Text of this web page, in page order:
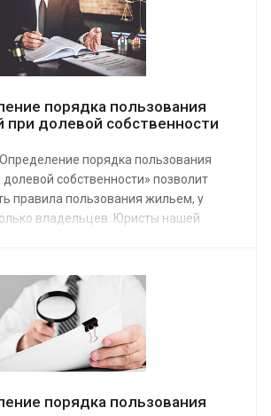
порядка пользования
при долевой собственности
порядка пользования
долевой собственности» позволит
правила пользования жильем, у
владельцев. Юристы нашей
стоимости от 3 000 руб.
порядка пользования